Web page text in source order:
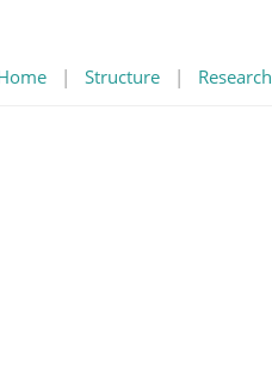
| Structure | Research